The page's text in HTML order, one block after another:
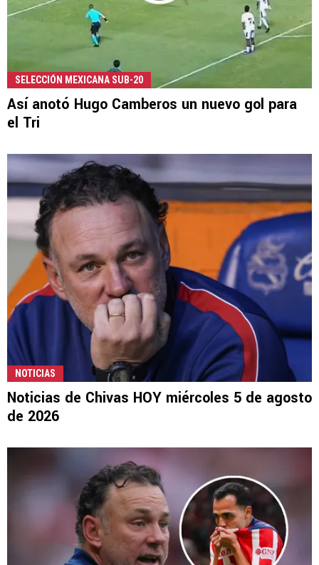
SELECCIÓN MEXICANA SUB-20
Así anotó Hugo Camberos un nuevo gol para
el Tri
NOTICIAS
Noticias de Chivas HOY miércoles 5 de agosto
de 2026